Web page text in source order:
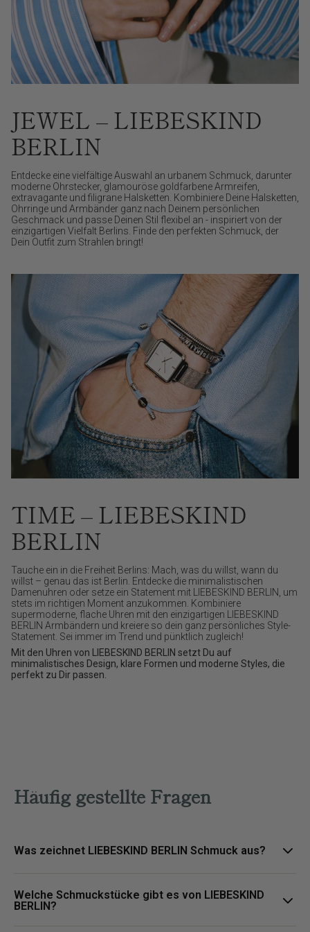
JEWEL – LIEBESKIND
BERLIN
Entdecke eine vielfältige Auswahl an urbanem Schmuck, darunter
moderne Ohrstecker, glamouröse goldfarbene Armreifen,
extravagante und filigrane Halsketten. Kombiniere Deine Halsketten,
Ohrringe und Armbänder ganz nach Deinem persönlichen
Geschmack und passe Deinen Stil flexibel an - inspiriert von der
einzigartigen Vielfalt Berlins. Finde den perfekten Schmuck, der
Dein Outfit zum Strahlen bringt!
TIME – LIEBESKIND
BERLIN
Tauche ein in die Freiheit Berlins: Mach, was du willst, wann du
willst – genau das ist Berlin. Entdecke die minimalistischen
Damenuhren oder setze ein Statement mit LIEBESKIND BERLIN, um
stets im richtigen Moment anzukommen. Kombiniere
supermoderne, flache Uhren mit den einzigartigen LIEBESKIND
BERLIN Armbändern und kreiere so dein ganz persönliches Style-
Statement. Sei immer im Trend und pünktlich zugleich!
Mit den Uhren von LIEBESKIND BERLIN setzt Du auf
minimalistisches Design, klare Formen und moderne Styles, die
perfekt zu Dir passen.
Häufig gestellte Fragen
Was zeichnet LIEBESKIND BERLIN Schmuck aus?
Formen und vielseitige Styles, die moderne Outfits stilvoll
ergänzen.
Welche Schmuckstücke gibt es von LIEBESKIND
BERLIN?